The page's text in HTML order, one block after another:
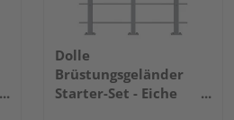
Dolle
Brüstungsgeländer
Starter-Set - Eiche